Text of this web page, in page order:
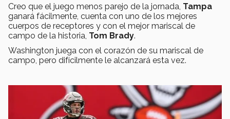
Creo que el juego menos parejo de la jornada, Tampa
ganará fácilmente, cuenta con uno de los mejores
cuerpos de receptores y con el mejor mariscal de
campo de la historia, Tom Brady.
Washington juega con el corazón de su mariscal de
campo, pero difícilmente le alcanzará esta vez.